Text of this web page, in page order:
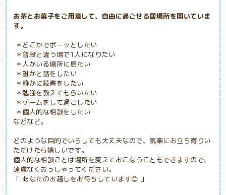
お茶とお菓子をご用意して、自由に過ごせる居場所を開いていま
す。
＊どこかでボーッとしたい
＊普段と違う場で1人になりたい
＊人がいる場所に居たい
＊誰かと話をしたい
＊静かに読書をしたい
＊勉強を教えてもらいたい
＊ゲームをして過ごしたい
＊個人的な相談をしたい
などなど。
どのような目的でいらしても大丈夫なので、気楽にお立ち寄りい
ただけたら嬉しいです。
個人的な相談ごとは場所を変えておこなうこともできますので、
遠慮なくおっしゃってください。
「 あなたのお越しをお待ちしています😊 」